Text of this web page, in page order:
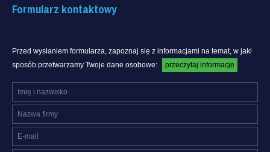
Formularz kontaktowy
Przed wysłaniem formularza, zapoznaj się z informacjami na temat, w jaki
sposób przetwarzamy Twoje dane osobowe:
przeczytaj informacje